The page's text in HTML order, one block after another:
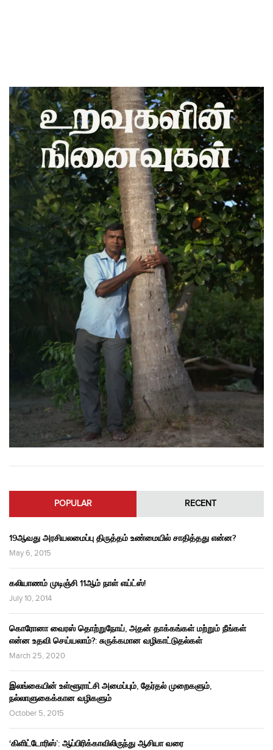
POPULAR RECENT
19ஆவது அரசியலமைப்பு திருத்தம் உண்மையில் சாதித்தது என்ன?
May 6, 2015
கலியாணம் முடிஞ்சி 11ஆம் நாள் எய்ட்ஸ்!
July 10, 2014
கொரோனா வைரஸ் தொற்றுநோய், அதன் தாக்கங்கள் மற்றும் நீங்கள்
என்ன உதவி செய்யலாம்?: சுருக்கமான வழிகாட்டுதல்கள்
March 25, 2020
இலங்கையின் உள்ளூராட்சி அமைப்பும், தேர்தல் முறைகளும்,
நல்லாளுகைக்கான வழிகளும்
October 5, 2015
‘கிளிட்டோரிஸ்’: ஆப்பிரிக்காவிலிருந்து ஆசியா வரை